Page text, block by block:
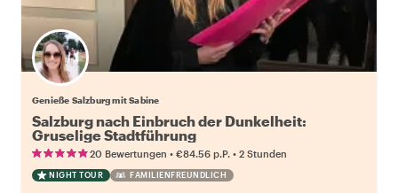
Genieße Salzburg mit Sabine
Salzburg nach Einbruch der Dunkelheit:
Gruselige Stadtführung
20 Bewertungen • €84.56 p.P. • 2 Stunden
NIGHT TOUR FAMILIENFREUNDLICH